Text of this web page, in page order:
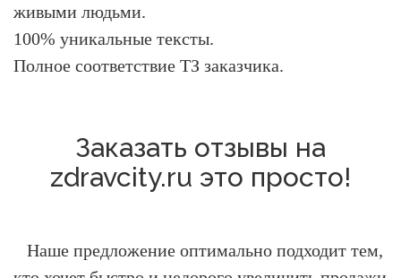
живыми людьми.
100% уникальные тексты.
Полное соответствие ТЗ заказчика.
Заказать отзывы на
zdravcity.ru это просто!
Наше предложение оптимально подходит тем,